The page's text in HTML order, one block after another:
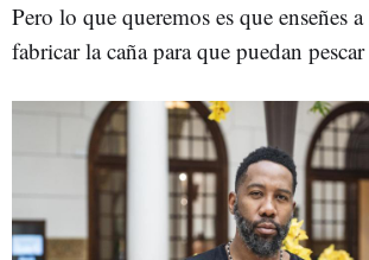
Pero lo que queremos es que enseñes
fabricar la caña para que puedan